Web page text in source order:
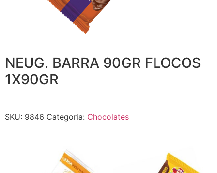
NEUG. BARRA 90GR FLOCOS
1X90GR
SKU: 9846 Categoria: Chocolates